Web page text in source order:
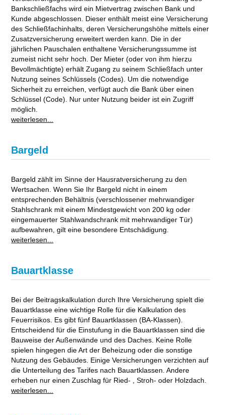
Bankschließfachs wird ein Mietvertrag zwischen Bank und
Kunde abgeschlossen. Dieser enthält meist eine Versicherung
des Schließfachinhalts, deren Versicherungshöhe mittels einer
Zusatzversicherung erweitert werden kann. Die in der
jährlichen Pauschalen enthaltene Versicherungssumme ist
zumeist nicht sehr hoch. Der Mieter (oder von ihm hierzu
Bevollmächtigte) erhält Zugang zu seinem Schließfach unter
Nutzung seines Schlüssels (Codes). Um die notwendige
Sicherheit zu erreichen, verfügt auch die Bank über einen
Schlüssel (Code). Nur unter Nutzung beider ist ein Zugriff
möglich.
weiterlesen...
Bargeld
Bargeld zählt im Sinne der Hausratversicherung zu den
Wertsachen. Wenn Sie Ihr Bargeld nicht in einem
entsprechenden Behältnis (verschlossener mehrwandiger
Stahlschrank mit einem Mindestgewicht von 200 kg oder
eingemauerter Stahlwandschrank mit mehrwandiger Tür)
aufbewahren, gilt eine besondere Entschädigung.
weiterlesen...
Bauartklasse
Bei der Beitragskalkulation durch Ihre Versicherung spielt die
Bauartklasse eine wichtige Rolle für die Kalkulation des
Feuerrisikos. Es gibt fünf Bauartklassen (BA-Klassen).
Entscheidend für die Einstufung in die Bauartklassen sind die
Bauweise der Außenwände und des Daches. Keine Rolle
spielen hingegen die Art der Beheizung oder die sonstige
Nutzung des Gebäudes. Einige Versicherungen verzichten auf
die Unterteilung des Tarifes nach Bauartklassen. Andere
erheben nur einen Zuschlag für Ried- , Stroh- oder Holzdach.
weiterlesen...